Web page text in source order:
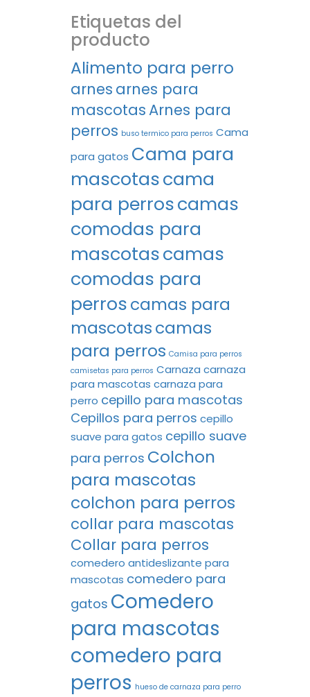
Etiquetas del
producto
Alimento para perro
arnes arnes para
mascotasArnes para
perros buso termico para perros Cama
para gatos Cama para
mascotascama
para perroscamas
comodas para
mascotascamas
comodas para
perroscamas para
mascotascamas
para perros Camisa para perros
camisetas para perros Carnaza carnaza
para mascotas carnaza para
perro cepillo para mascotas
Cepillos para perros cepillo
suave para gatos cepillo suave
para perros Colchon
para mascotas
colchon para perros
collar para mascotas
Collar para perros
comedero antideslizante para
mascotas comedero para
gatos Comedero
para mascotas
comedero para
perros hueso de carnaza para perro